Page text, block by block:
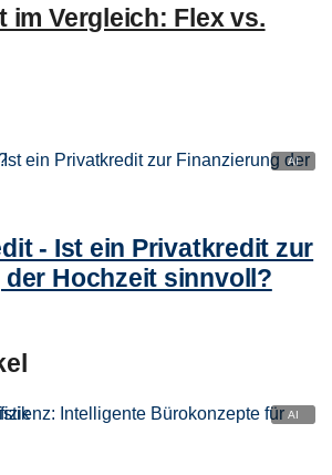
im Vergleich: Flex vs.
- Ist ein Privatkredit zur
Hochzeit sinnvoll?